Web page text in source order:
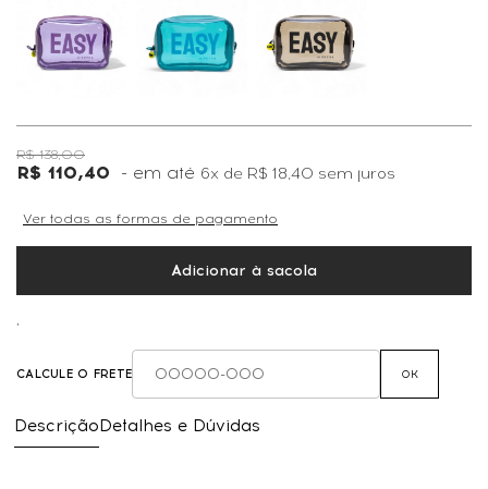
DescriçãoDetalhes e Dúvidas
R$ 138,00
R$ 110,40 6x de R$ 18,40 sem juros
Ver todas as formas de pagamento
Adicionar à sacola
,
CALCULE O FRETE OK